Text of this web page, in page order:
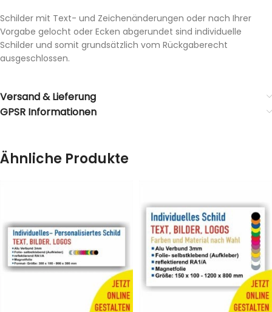
Schilder mit Text- und Zeichenänderungen oder nach Ihrer
Vorgabe gelocht oder Ecken abgerundet sind individuelle
Schilder und somit grundsätzlich vom Rückgaberecht
ausgeschlossen.
Versand & Lieferung
GPSR Informationen
Ähnliche Produkte